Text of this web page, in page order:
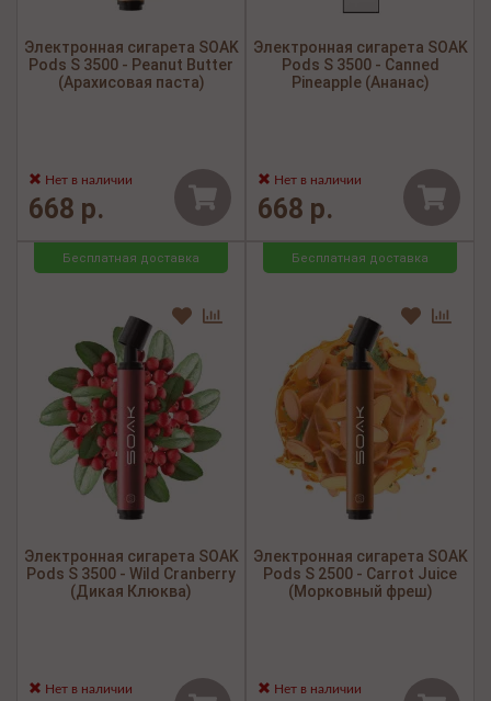
Электронная сигарета SOAK
Pods S 3500 - Peanut Butter
(Арахисовая паста)
Нет в наличии
668 р.
Электронная сигарета SOAK
Pods S 3500 - Canned
Pineapple (Ананас)
Нет в наличии
668 р.
Бесплатная доставка
Электронная сигарета SOAK
Pods S 3500 - Wild Cranberry
(Дикая Клюква)
Нет в наличии
Бесплатная доставка
Электронная сигарета SOAK
Pods S 2500 - Carrot Juice
(Морковный фреш)
Нет в наличии